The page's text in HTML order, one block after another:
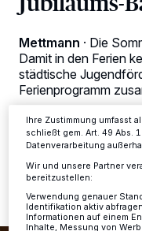
Mettmann · Die
Damit in den Ferien
städtische
Ferienprogramm
verarbeiten Daten, um
Anzeigen möglicherweise
dieses Menü jederzeit
ändern oder Ihre
Einstellungen oder
Ihre Einstellungen gelten
Informationen finden Sie
Ihre Zustimmung umfasst
schließt gem. Art. 49 Abs.
Datenverarbeitung
Wir und unsere Partner
bereitzustellen:
Verwendung genauer
Identifikation aktiv
Informationen auf einem
Inhalte, Messung von